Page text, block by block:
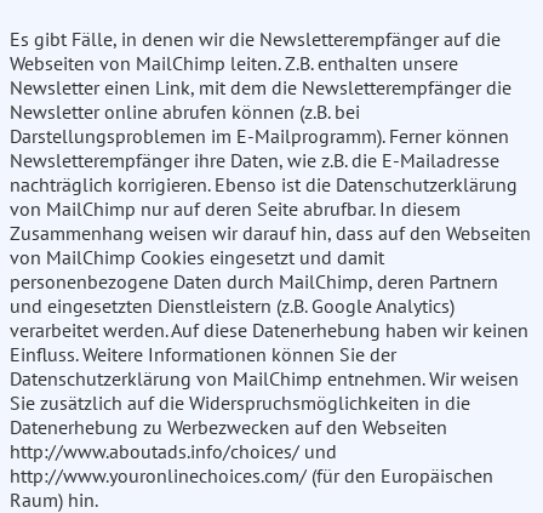
Es gibt Fälle, in denen wir die Newsletterempfänger auf die
Webseiten von MailChimp leiten. Z.B. enthalten unsere
Newsletter einen Link, mit dem die Newsletterempfänger die
Newsletter online abrufen können (z.B. bei
Darstellungsproblemen im E-Mailprogramm). Ferner können
Newsletterempfänger ihre Daten, wie z.B. die E-Mailadresse
nachträglich korrigieren. Ebenso ist die Datenschutzerklärung
von MailChimp nur auf deren Seite abrufbar. In diesem
Zusammenhang weisen wir darauf hin, dass auf den Webseiten
von MailChimp Cookies eingesetzt und damit
personenbezogene Daten durch MailChimp, deren Partnern
und eingesetzten Dienstleistern (z.B. Google Analytics)
verarbeitet werden. Auf diese Datenerhebung haben wir keinen
Einfluss. Weitere Informationen können Sie der
Datenschutzerklärung von MailChimp entnehmen. Wir weisen
Sie zusätzlich auf die Widerspruchsmöglichkeiten in die
Datenerhebung zu Werbezwecken auf den Webseiten
http://www.aboutads.info/choices/ und
http://www.youronlinechoices.com/ (für den Europäischen
Raum) hin.